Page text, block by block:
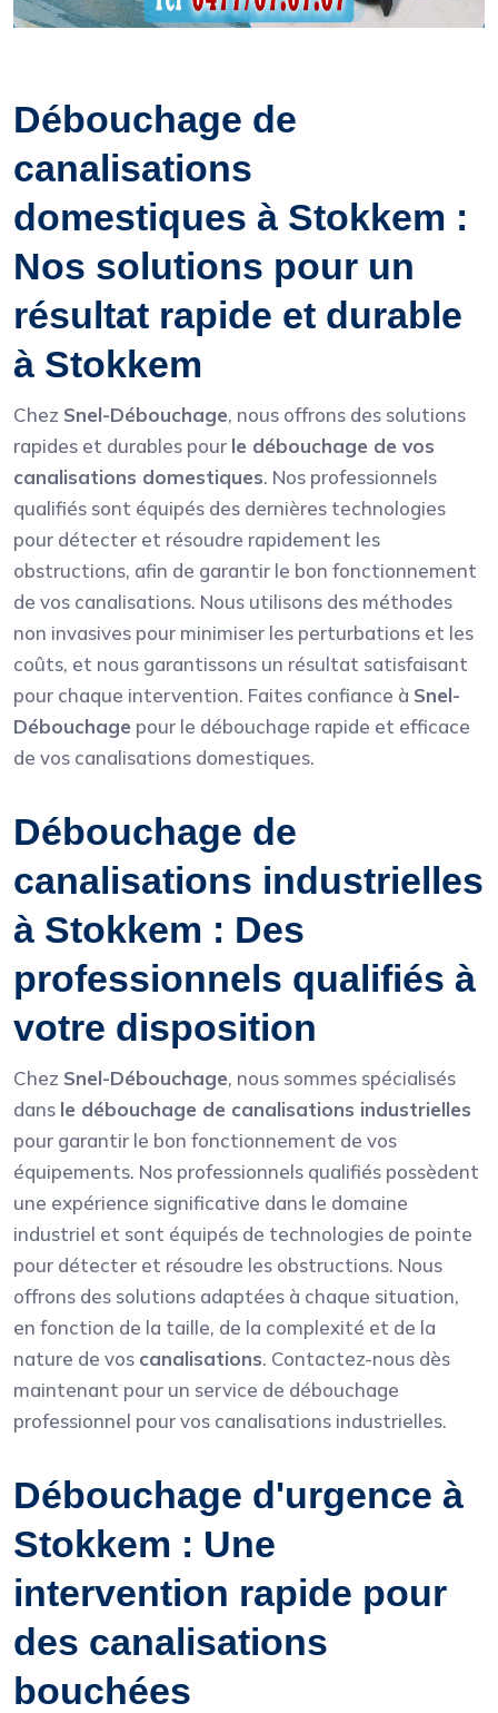
Débouchage de
canalisations
domestiques à Stokkem :
Nos solutions pour un
résultat rapide et durable
à Stokkem
Chez Snel-Débouchage, nous offrons des solutions
rapides et durables pour le débouchage de vos
canalisations domestiques. Nos professionnels
qualifiés sont équipés des dernières technologies
pour détecter et résoudre rapidement les
obstructions, afin de garantir le bon fonctionnement
de vos canalisations. Nous utilisons des méthodes
non invasives pour minimiser les perturbations et les
coûts, et nous garantissons un résultat satisfaisant
pour chaque intervention. Faites confiance à Snel-
Débouchage pour le débouchage rapide et efficace
de vos canalisations domestiques.
Débouchage de
canalisations industrielles
à Stokkem : Des
professionnels qualifiés à
votre disposition
Chez Snel-Débouchage, nous sommes spécialisés
dans le débouchage de canalisations industrielles
pour garantir le bon fonctionnement de vos
équipements. Nos professionnels qualifiés possèdent
une expérience significative dans le domaine
industriel et sont équipés de technologies de pointe
pour détecter et résoudre les obstructions. Nous
offrons des solutions adaptées à chaque situation,
en fonction de la taille, de la complexité et de la
nature de vos canalisations. Contactez-nous dès
maintenant pour un service de débouchage
professionnel pour vos canalisations industrielles.
Débouchage d'urgence à
Stokkem : Une
intervention rapide pour
des canalisations
bouchées